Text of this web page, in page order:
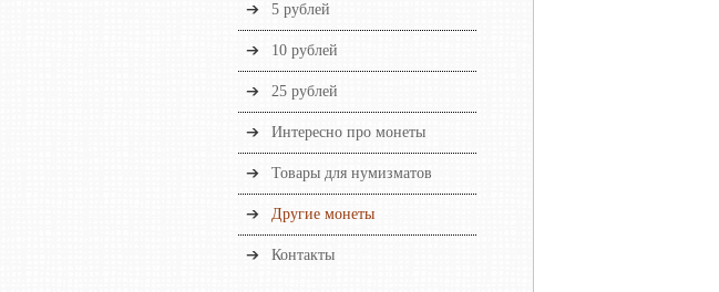
5 рублей
10 рублей
25 рублей
Интересно про монеты
Товары для нумизматов
Другие монеты
Контакты